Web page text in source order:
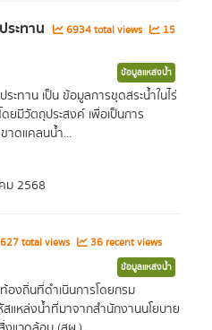
ระทาน 6934 total views
15
ข้อมูลแหล่งน้ำ
ะทาน เป็น ข้อมูลการขุดสระน้ำในไร่
ยมีวัตถุประสงค์ เพื่อเป็นการ
าดแคลนน้ำ...
ม 2568
627 total views 36 recent views
ข้อมูลแหล่งน้ำ
งถิ่นที่ดำเนินการโดยกรม
หล่งน้ำที่มาจากสำนักงานนโยบาย